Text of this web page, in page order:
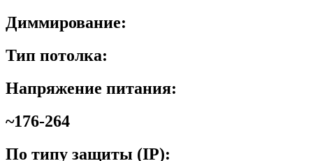
Диммирование:
Тип потолка:
Напряжение питания:
~176-264
По типу защиты (IP):